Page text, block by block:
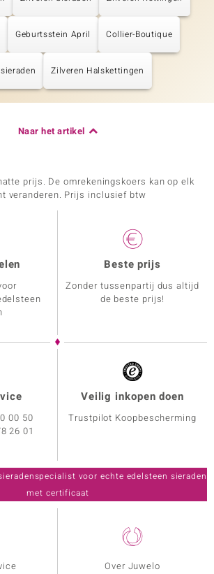
Geburtsstein April Collier-Boutique
Zilveren Halskettingen
Naar het artikel
prijs. De omrekeningskoers kan op elk
veranderen. Prijs inclusief btw
Over Juwelo
Beste prijs
Zonder tussenpartij dus altijd
de beste prijs!
00 50
26 01
Veilig inkopen doen
Trustpilot Koopbescherming
voor echte edelsteen sieraden
met certificaat